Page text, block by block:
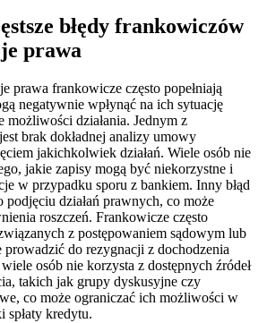
błędy frankowiczów
prawa
prawa frankowicze często popełniają
negatywnie wpłynąć na ich sytuację
możliwości działania. Jednym z
brak dokładnej analizy umowy
jakichkolwiek działań. Wiele osób nie
jakie zapisy mogą być niekorzystne i
w przypadku sporu z bankiem. Inny błąd
działań prawnych, co może
roszczeń. Frankowicze często
z postępowaniem sądowym lub
prowadzić do rezygnacji z dochodzenia
osób nie korzysta z dostępnych źródeł
takich jak grupy dyskusyjne czy
co może ograniczać ich możliwości w
spłaty kredytu.